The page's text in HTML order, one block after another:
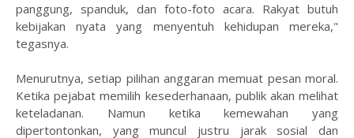
panggung, spanduk, dan foto-foto acara. Rakyat butuh
kebijakan nyata yang menyentuh kehidupan mereka,"
tegasnya.
Menurutnya, setiap pilihan anggaran memuat pesan moral.
Ketika pejabat memilih kesederhanaan, publik akan melihat
keteladanan. Namun ketika kemewahan yang
dipertontonkan, yang muncul justru jarak sosial dan